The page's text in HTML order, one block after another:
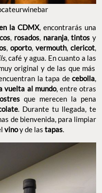
la CDMX, encontrarás una
, rosados, naranja,tintos y
,oporto,vermouth,clericot,
, café y agua. En cuanto a las
original y de las que más
la tapa de cebolla,
vuelta al mundo, entre otras
que merecen la pena
. Durante tu llegada, te
de bienvenida, para limpiar
vinoy de las tapas.